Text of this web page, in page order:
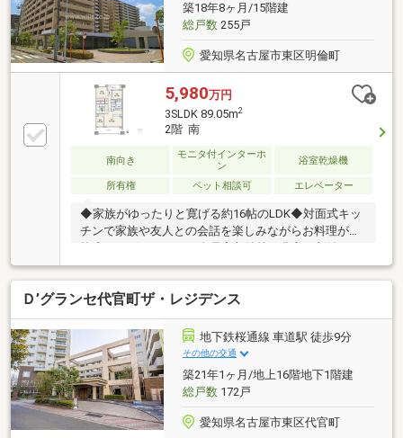
鉄桜通線「高岳」駅 徒歩9分
築18年8ヶ月/15階建
総戸数255戸
愛知県名古屋市東区明倫町
5,980万円
3SLDK 89.05m2
2階 南
南向き
モニタ付インターホ
ン
浴室乾燥機
所有権 ペット相談可 エレベーター
◆家族がゆったりと寛げる約16帖のLDK◆対面式キッ
チンで家族や友人との会話を楽しみながらお料理が可
ースでスッキリとした住空間◆湿気対策や雨の日のお
洗濯にも活躍する浴室乾燥機◆共用部からのプライバ
シーも確保するアルコープ◆洗濯物も乾きやすく採光
も期待できる南向きバルコニー◆スロップシンク付き
バルコニーで使い勝手も良好◆外用品の収納にも便利
なトランクルーム有り◆不在時にも荷物の受取が可能
な宅配ボックス完備◆大切な家族と暮らせるペット飼
育可の住まい(細則有)◆「明倫小学校」まで徒歩約3
分、「桜丘中学校」まで徒歩約8分
Ｄ’グランセ代官町ザ・レジデンス
地下鉄桜通線 車道駅 徒歩9分
その他の交通
築21年1ヶ月/地上16階地下1階建
総戸数172戸
愛知県名古屋市東区代官町